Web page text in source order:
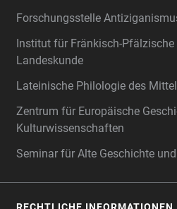
Forschungsstelle
Institut für Fränkisch-Pfälzische
Landeskunde
Lateinische Philologie des
Zentrum für Europäische
Kulturwissenschaften
Seminar für Alte Geschichte